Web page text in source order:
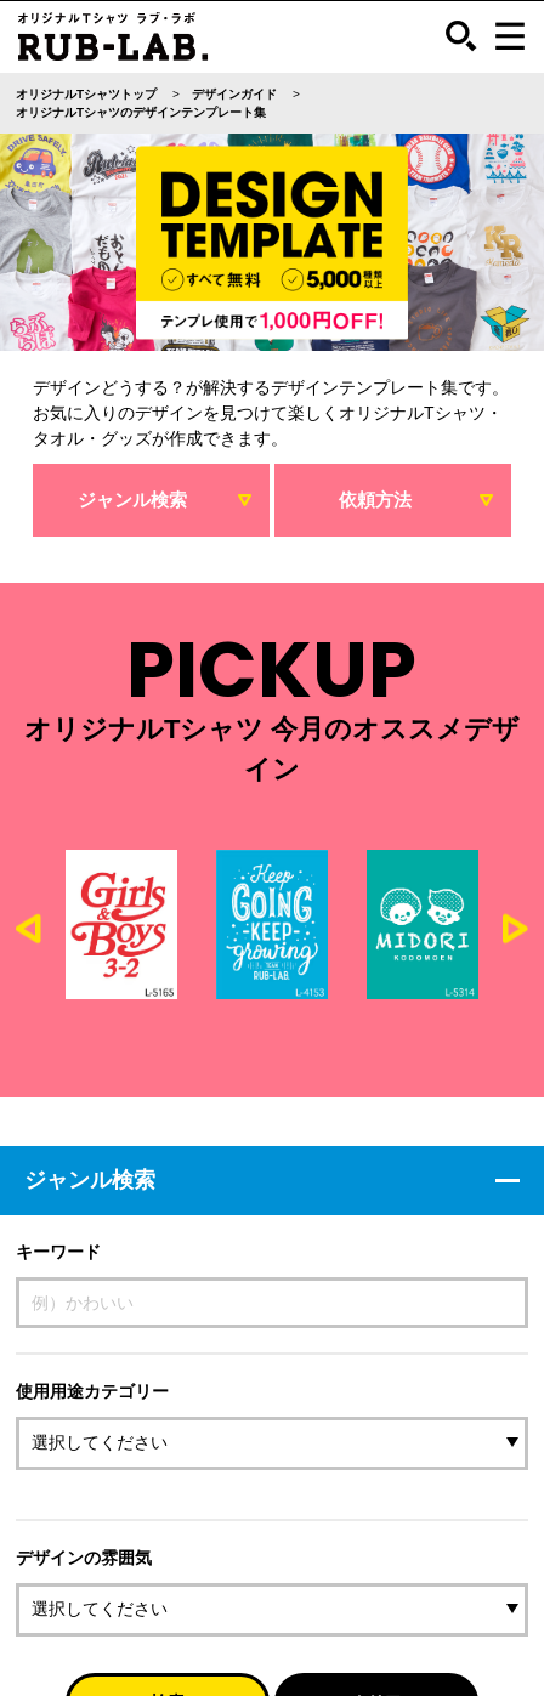
オリジナルTシャツトップ
デザインガイド
オリジナルTシャツのデザインテンプレート集
デザインどうする？が解決するデザインテンプレート集です。
お気に入りのデザインを見つけて楽しくオリジナルTシャツ・
タオル・グッズが作成できます。
ジャンル検索 依頼方法
PICKUP
オリジナルTシャツ 今月のオススメデザ
イン
ジャンル検索
キーワード
使用用途カテゴリー
デザインの雰囲気